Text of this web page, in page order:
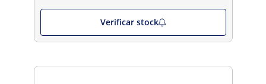
Verificar stock